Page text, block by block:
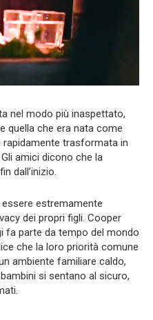
nel modo più inaspettato,
quella che era nata come
trasformata in
amici dicono che la
dall’inizio.
estremamente
dei propri figli. Cooper
fa parte da tempo del mondo
che la loro priorità comune
ambiente familiare caldo,
si sentano al sicuro,